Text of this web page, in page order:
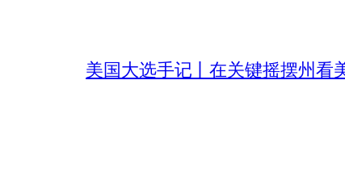
美国大选手记丨在关键摇摆州看